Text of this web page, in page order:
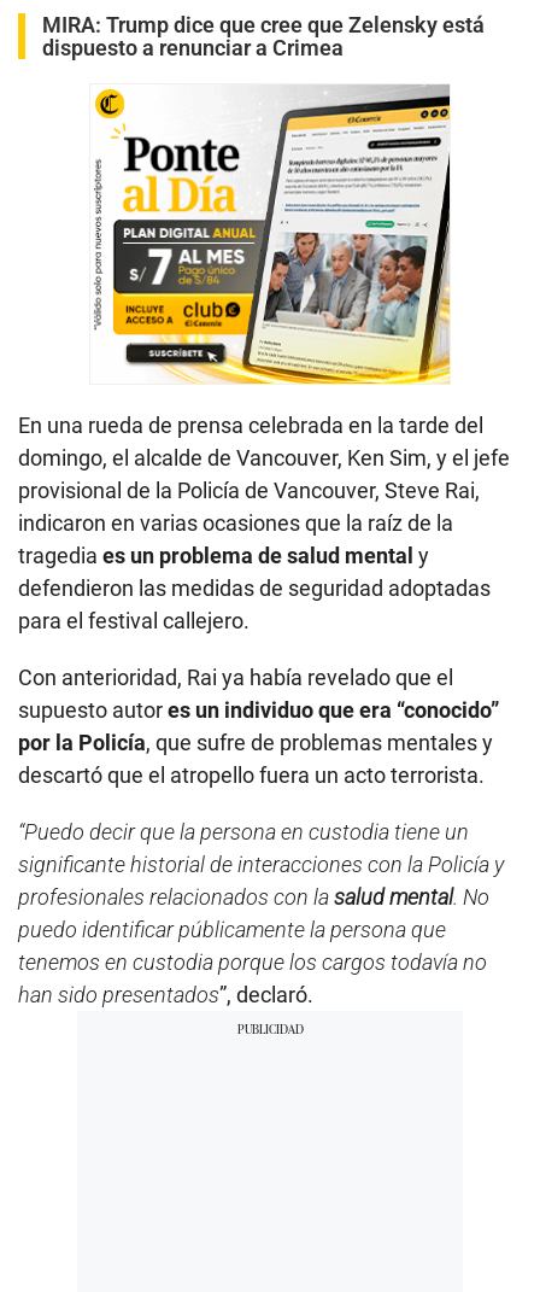
MIRA: Trump dice que cree que Zelensky está
dispuesto a renunciar a Crimea
En una rueda de prensa celebrada en la tarde del
domingo, el alcalde de Vancouver, Ken Sim, y el jefe
provisional de la Policía de Vancouver, Steve Rai,
indicaron en varias ocasiones que la raíz de la
tragedia es un problema de salud mental y
defendieron las medidas de seguridad adoptadas
para el festival callejero.
Con anterioridad, Rai ya había revelado que el
supuesto autores un individuo que era “conocido”
por la Policía, que sufre de problemas mentales y
descartó que el atropello fuera un acto terrorista.
“Puedo decir que la persona en custodia tiene un
significante historial de interacciones con la Policía y
profesionales relacionados con lasalud mental. No
puedo identificar públicamente la persona que
tenemos en custodia porque los cargos todavía no
han sido presentados”, declaró.